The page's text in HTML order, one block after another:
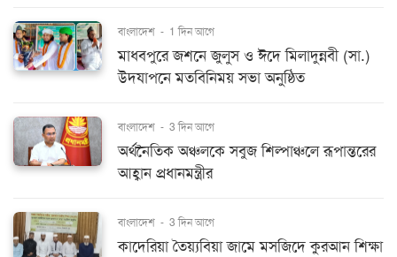
বাংলাদেশ - 1 দিন আগে
মাধবপুরে জশনে জুলুস ও ঈদে মিলাদুন্নবী (সা.)
উদযাপনে মতবিনিময় সভা অনুষ্ঠিত
বাংলাদেশ - 3 দিন আগে
অর্থনৈতিক অঞ্চলকে সবুজ শিল্পাঞ্চলে রূপান্তরের
আহ্বান প্রধানমন্ত্রীর
বাংলাদেশ - 3 দিন আগে
কাদেরিয়া তৈয়্যবিয়া জামে মসজিদে কুরআন শিক্ষা